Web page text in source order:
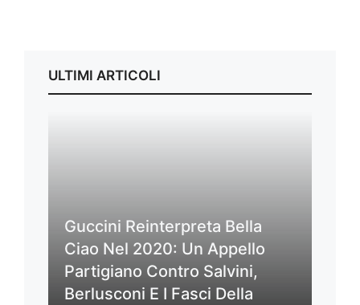
ULTIMI ARTICOLI
Guccini Reinterpreta Bella
Ciao Nel 2020: Un Appello
Partigiano Contro Salvini,
Berlusconi E I Fasci Della